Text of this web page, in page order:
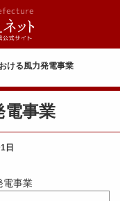
ける風力発電事業
電事業
日
電事業